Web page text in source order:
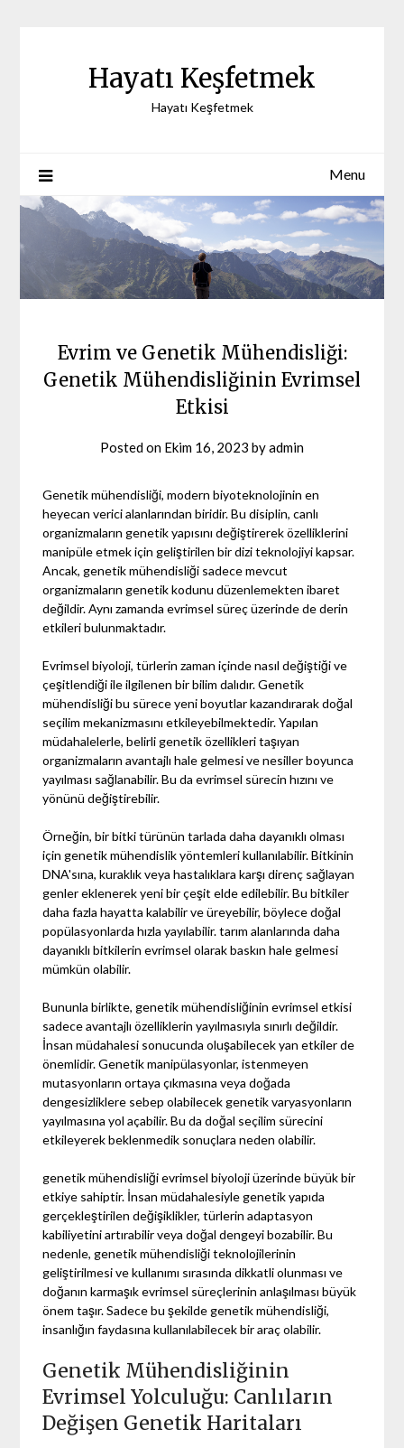
Hayatı Keşfetmek
Hayatı Keşfetmek
Menu
Evrim ve Genetik Mühendisliği:
Genetik Mühendisliğinin Evrimsel
Etkisi
Posted on Ekim 16, 2023 byadmin
Genetik mühendisliği, modern biyoteknolojinin en
heyecan verici alanlarından biridir. Bu disiplin, canlı
organizmaların genetik yapısını değiştirerek özelliklerini
manipüle etmek için geliştirilen bir dizi teknolojiyi kapsar.
Ancak, genetik mühendisliği sadece mevcut
organizmaların genetik kodunu düzenlemekten ibaret
değildir. Aynı zamanda evrimsel süreç üzerinde de derin
etkileri bulunmaktadır.
Evrimsel biyoloji, türlerin zaman içinde nasıl değiştiği ve
çeşitlendiği ile ilgilenen bir bilim dalıdır. Genetik
mühendisliği bu sürece yeni boyutlar kazandırarak doğal
seçilim mekanizmasını etkileyebilmektedir. Yapılan
müdahalelerle, belirli genetik özellikleri taşıyan
organizmaların avantajlı hale gelmesi ve nesiller boyunca
yayılması sağlanabilir. Bu da evrimsel sürecin hızını ve
yönünü değiştirebilir.
Örneğin, bir bitki türünün tarlada daha dayanıklı olması
için genetik mühendislik yöntemleri kullanılabilir. Bitkinin
DNA'sına, kuraklık veya hastalıklara karşı direnç sağlayan
genler eklenerek yeni bir çeşit elde edilebilir. Bu bitkiler
daha fazla hayatta kalabilir ve üreyebilir, böylece doğal
popülasyonlarda hızla yayılabilir. tarım alanlarında daha
dayanıklı bitkilerin evrimsel olarak baskın hale gelmesi
mümkün olabilir.
Bununla birlikte, genetik mühendisliğinin evrimsel etkisi
sadece avantajlı özelliklerin yayılmasıyla sınırlı değildir.
İnsan müdahalesi sonucunda oluşabilecek yan etkiler de
önemlidir. Genetik manipülasyonlar, istenmeyen
mutasyonların ortaya çıkmasına veya doğada
dengesizliklere sebep olabilecek genetik varyasyonların
yayılmasına yol açabilir. Bu da doğal seçilim sürecini
etkileyerek beklenmedik sonuçlara neden olabilir.
genetik mühendisliği evrimsel biyoloji üzerinde büyük bir
etkiye sahiptir. İnsan müdahalesiyle genetik yapıda
gerçekleştirilen değişiklikler, türlerin adaptasyon
kabiliyetini artırabilir veya doğal dengeyi bozabilir. Bu
nedenle, genetik mühendisliği teknolojilerinin
geliştirilmesi ve kullanımı sırasında dikkatli olunması ve
doğanın karmaşık evrimsel süreçlerinin anlaşılması büyük
önem taşır. Sadece bu şekilde genetik mühendisliği,
insanlığın faydasına kullanılabilecek bir araç olabilir.
Genetik Mühendisliğinin
Evrimsel Yolculuğu: Canlıların
Değişen Genetik Haritaları